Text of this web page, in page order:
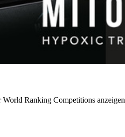
World Ranking Competitions anzeigen